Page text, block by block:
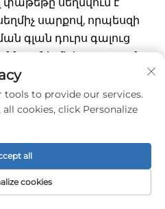
սարքով, որպեսզի
գլան դուրս գալուց
ու ֆիլմի կտրող գլան
են ֆիլմի կնքումը
ավարտից
կծկվող վառարան՝
կծկվելուց
դարակ, և վերջում
հետո դրվում է
մեքենա:
tools to provide our services.
cookies, click Personalize
cookies
all